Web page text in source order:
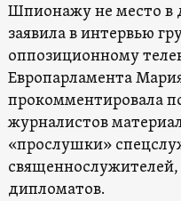
Шпионажу не место в
заявила в интервью
оппозиционному
Европарламента
прокомментировала
журналистов
«прослушки»
дипломатов.